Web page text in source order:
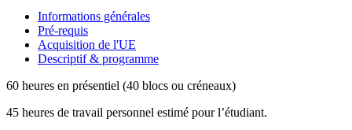
Informations générales
Pré-requis
Acquisition de l'UE
Descriptif & programme
60 heures en présentiel (40 blocs ou créneaux)
45 heures de travail personnel estimé pour l’étudiant.